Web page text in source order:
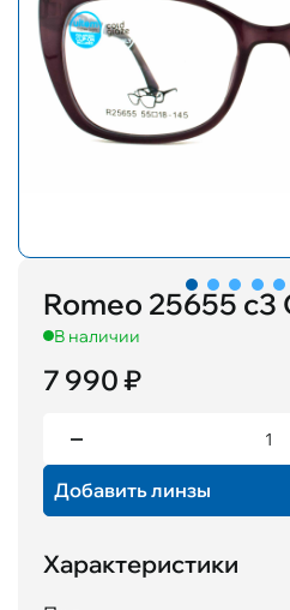
Romeo 25655
В наличии
7 990 ₽
Добавить линзы
Характеристики